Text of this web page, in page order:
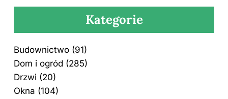
Kategorie
Budownictwo (91)
Dom i ogród (285)
Drzwi (20)
Okna (104)